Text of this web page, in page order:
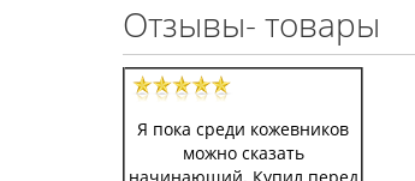
Отзывы- товары
Я пока среди кожевников
можно сказать
Рубанок бевеллер LeatherCraft для
шерфования кожи
В корзину